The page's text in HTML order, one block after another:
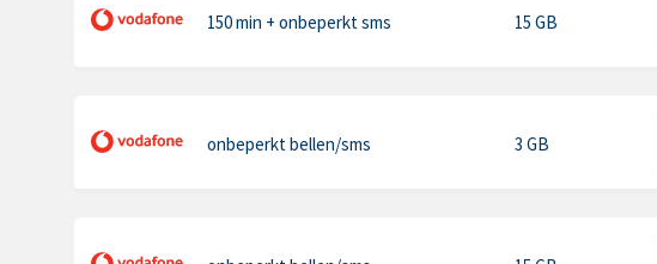
150 min + onbeperkt sms 15 GB
onbeperkt bellen/sms 3 GB